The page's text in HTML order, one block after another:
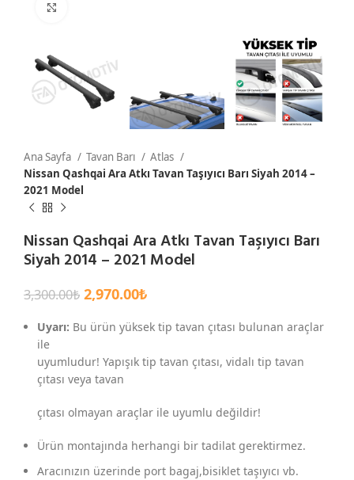
Ana Sayfa Tavan Barı
Atlas
Nissan Qashqai Ara Atkı Tavan Taşıyıcı Barı Siyah 2014 –
2021 Model
Nissan Qashqai Ara Atkı Tavan Taşıyıcı Barı
Siyah 2014 – 2021 Model
3,300.00₺ 2,970.00₺
Uyarı: Bu ürün yüksek tip tavan çıtası bulunan araçlar
ile
uyumludur! Yapışık tip tavan çıtası, vidalı tip tavan
çıtası veya tavan
çıtası olmayan araçlar ile uyumlu değildir!
Ürün montajında herhangi bir tadilat gerektirmez.
Aracınızın üzerinde port bagaj,bisiklet taşıyıcı vb.